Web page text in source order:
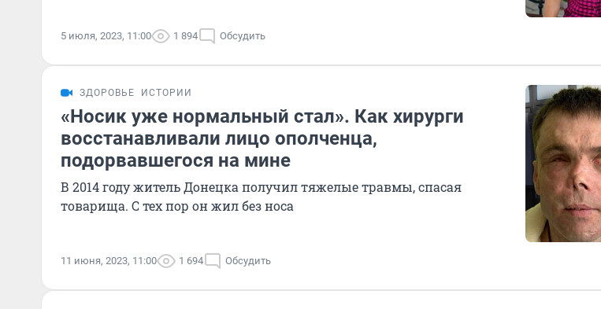
5 июля, 2023, 11:00 1 894 Обсудить
ЗДОРОВЬЕ ИСТОРИИ
«Носик уже нормальный стал». Как хирурги
восстанавливали лицо ополченца,
подорвавшегося на мине
В 2014 году житель Донецка получил тяжелые травмы, спасая
товарища. С тех пор он жил без носа
11 июня, 2023, 11:00 1 694 Обсудить